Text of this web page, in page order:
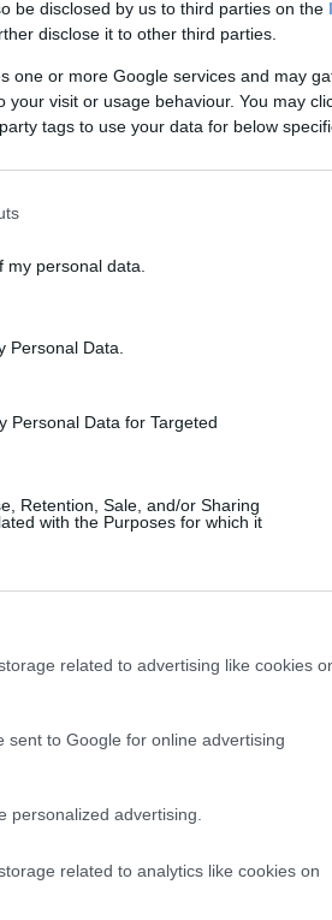
be disclosed by us to third parties on the
disclose it to other third parties.
one or more Google services and may
your visit or usage behaviour. You may
tags to use your data for below
personal data.
Personal Data.
Personal Data for Targeted
Retention, Sale, and/or Sharing
with the Purposes for which it
related to advertising like cookies
sent to Google for online advertising
personalized advertising.
related to analytics like cookies on
és oltalmát élvező Gabriel
fényes jövő áll előtte. Ám ahhoz,
kell válnia. Amikor a
hogy…
név: Chiara, amire ez a tinédzser
az álmodozásra is
Indulatok és
a kislány. Anyja…